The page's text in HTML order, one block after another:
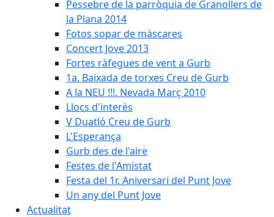
Pessebre de la parròquia de Granollers de
la Plana 2014
Fotos sopar de màscares
Concert Jove 2013
Fortes ràfegues de vent a Gurb
1a. Baixada de torxes Creu de Gurb
A la NEU !!!. Nevada Març 2010
Llocs d'interès
V Duatló Creu de Gurb
L'Esperança
Gurb des de l'aire
Festes de l'Amistat
Festa del 1r. Aniversari del Punt Jove
Un any del Punt Jove
Actualitat